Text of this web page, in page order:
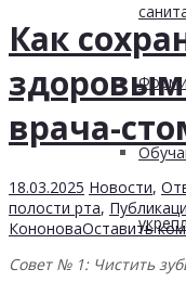
Как
врача-
18.03.2025 Новости,
полости рта,
КононоваОставить
Совет № 1: Чистить